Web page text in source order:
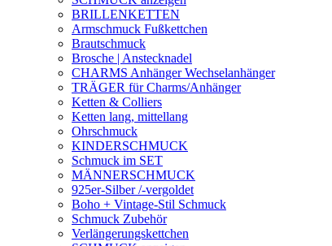
BRILLENKETTEN
Armschmuck Fußkettchen
Brautschmuck
Brosche | Anstecknadel
CHARMS Anhänger Wechselanhänger
TRÄGER für Charms/Anhänger
Ketten & Colliers
Ketten lang, mittellang
Ohrschmuck
KINDERSCHMUCK
Schmuck im SET
MÄNNERSCHMUCK
925er-Silber /-vergoldet
Boho + Vintage-Stil Schmuck
Schmuck Zubehör
Verlängerungskettchen